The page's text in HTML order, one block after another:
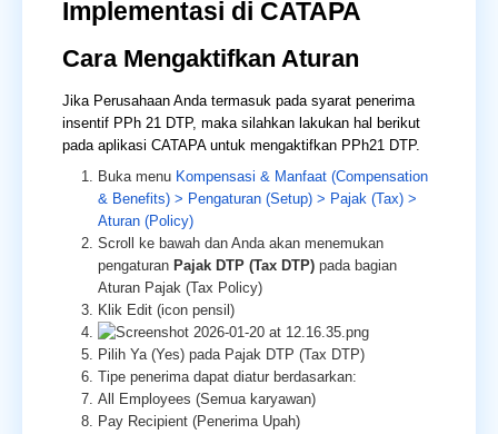
Implementasi di CATAPA
Cara Mengaktifkan Aturan
Jika Perusahaan Anda termasuk pada syarat penerima
insentif PPh 21 DTP, maka silahkan lakukan hal berikut
pada aplikasi CATAPA untuk mengaktifkan PPh21 DTP.
Buka menu Kompensasi & Manfaat (Compensation
& Benefits) > Pengaturan (Setup) > Pajak (Tax) >
Aturan (Policy)
Scroll ke bawah dan Anda akan menemukan
pengaturan Pajak DTP (Tax DTP) pada bagian
Aturan Pajak (Tax Policy)
Klik Edit (icon pensil)
Pilih Ya (Yes) pada Pajak DTP (Tax DTP)
Tipe penerima dapat diatur berdasarkan:
All Employees (Semua karyawan)
Pay Recipient (Penerima Upah)